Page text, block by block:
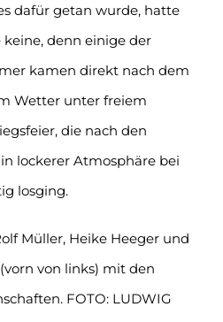
dafür getan wurde, hatte
denn einige der
kamen direkt nach dem
Wetter unter freiem
die nach den
lockerer Atmosphäre bei
losging.
Müller, Heike Heeger und
von links) mit den
FOTO: LUDWIG